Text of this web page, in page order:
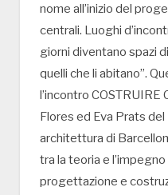
nome all’inizio del
centrali. Luoghi
giorni diventano spazi
quelli che li abitano”.
l’incontro
Flores ed Eva Prats
architettura di
tra la teoria e
progettazione e